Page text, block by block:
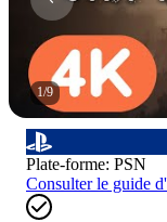
1/9
Plate-forme: PSN
Consulter le guide